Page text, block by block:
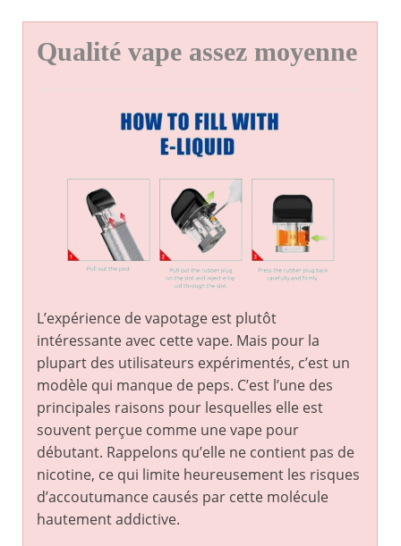
Qualité vape assez moyenne
L’expérience de vapotage est plutôt
intéressante avec cette vape. Mais pour la
plupart des utilisateurs expérimentés, c’est un
modèle qui manque de peps. C’est l’une des
principales raisons pour lesquelles elle est
souvent perçue comme une vape pour
débutant. Rappelons qu’elle ne contient pas de
nicotine, ce qui limite heureusement les risques
d’accoutumance causés par cette molécule
hautement addictive.